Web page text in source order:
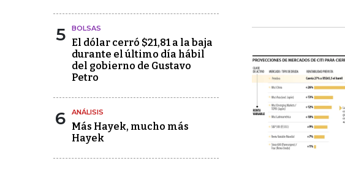
5 BOLSAS
El dólar cerró $21,81 a la baja
durante el último día hábil
del gobierno de Gustavo
Petro
6 ANÁLISIS
Más Hayek, mucho más
Hayek